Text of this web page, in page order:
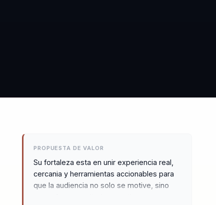
PROPUESTA DE VALOR
Su fortaleza esta en unir experiencia real,
cercania y herramientas accionables para
que la audiencia no solo se motive, sino